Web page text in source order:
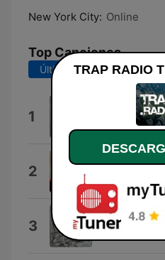
New York City: Online
Top Canciones
Últimos 7 días Últimos
1 Jingle 04
Sylvio Müller
2 4 Real
3 Jingle 08